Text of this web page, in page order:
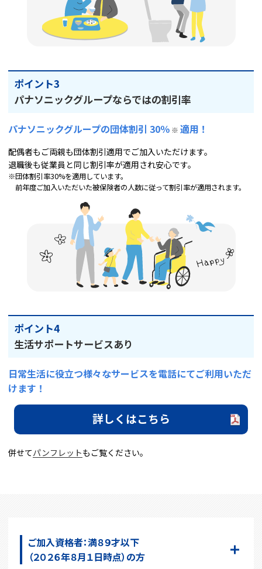
ポイント3
パナソニックグループならではの割引率
パナソニックグループの団体割引 30％ ※ 適用！
配偶者もご両親も団体割引適用でご加入いただけます。
退職後も従業員と同じ割引率が適用され安心です。
※団体割引率30%を適用しています。
前年度ご加入いただいた被保険者の人数に従って割引率が適用されます。
ポイント4
生活サポートサービスあり
日常生活に役立つ様々なサービスを電話にてご利用いただ
けます！
詳しくはこちら
併せてパンフレットもご覧ください。
ご加入資格者：満８９才以下
（２０２６年８月１日時点）の方